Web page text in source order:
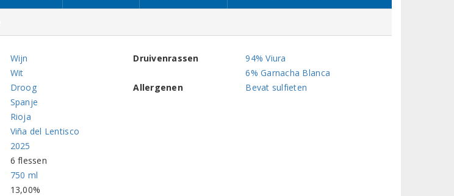
Wijn
Wit
Droog
Spanje
Rioja
Viña del Lentisco
2025
6 flessen
750 ml
13,00%
Druivenrassen
94% Viura
6% Garnacha Blanca
Allergenen
Bevat sulfieten